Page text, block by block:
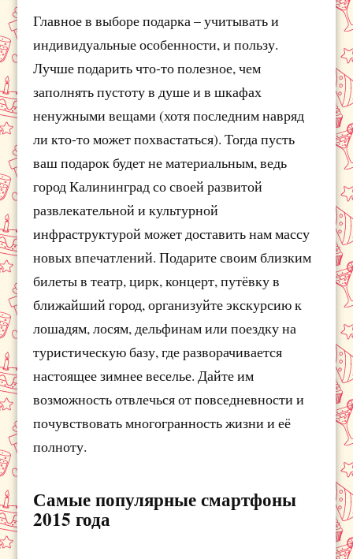
Главное в выборе подарка – учитывать и
индивидуальные особенности, и пользу.
Лучше подарить что-то полезное, чем
заполнять пустоту в душе и в шкафах
ненужными вещами (хотя последним навряд
ли кто-то может похвастаться). Тогда пусть
ваш подарок будет не материальным, ведь
город Калининград со своей развитой
развлекательной и культурной
инфраструктурой может доставить нам массу
новых впечатлений. Подарите своим близким
билеты в театр, цирк, концерт, путёвку в
ближайший город, организуйте экскурсию к
лошадям, лосям, дельфинам или поездку на
туристическую базу, где разворачивается
настоящее зимнее веселье. Дайте им
возможность отвлечься от повседневности и
почувствовать многогранность жизни и её
полноту.
Самые популярные смартфоны
2015 года